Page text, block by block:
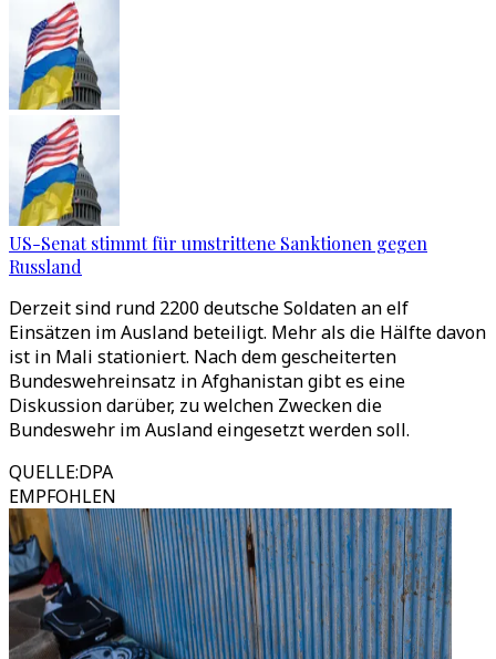
US-Senat stimmt für umstrittene Sanktionen gegen
Russland
Derzeit sind rund 2200 deutsche Soldaten an elf
Einsätzen im Ausland beteiligt. Mehr als die Hälfte davon
ist in Mali stationiert. Nach dem gescheiterten
Bundeswehreinsatz in Afghanistan gibt es eine
Diskussion darüber, zu welchen Zwecken die
Bundeswehr im Ausland eingesetzt werden soll.
QUELLE:DPA
EMPFOHLEN